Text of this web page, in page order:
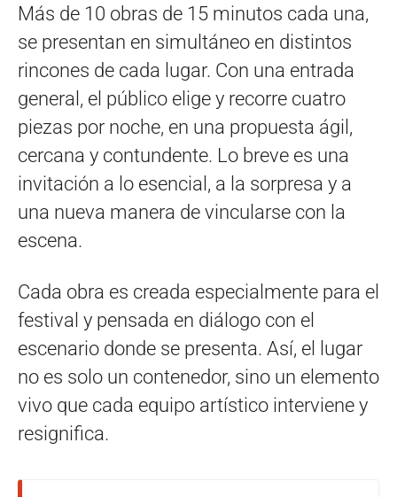
Más de 10 obras de 15 minutos cada una,
se presentan en simultáneo en distintos
rincones de cada lugar. Con una entrada
general, el público elige y recorre cuatro
piezas por noche, en una propuesta ágil,
cercana y contundente. Lo breve es una
invitación a lo esencial, a la sorpresa y a
una nueva manera de vincularse con la
escena.
Cada obra es creada especialmente para el
festival y pensada en diálogo con el
escenario donde se presenta. Así, el lugar
no es solo un contenedor, sino un elemento
vivo que cada equipo artístico interviene y
resignifica.